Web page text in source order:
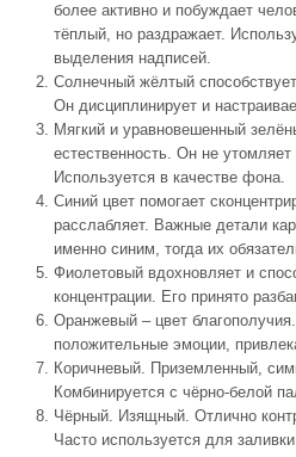
более активно и побуждает
тёплый, но раздражает.
выделения надписей.
Солнечный жёлтый
Он дисциплинирует и
Мягкий и уравновешенный
естественность. Он не утомляет
Используется в качестве фона.
Синий цвет помогает
расслабляет. Важные детали
именно синим, тогда их
Фиолетовый вдохновляет и
концентрации. Его принято
Оранжевый – цвет
положительные эмоции,
Коричневый. Приземленный,
Комбинируется с чёрно-белой
Чёрный. Изящный. Отлично
Часто используется для